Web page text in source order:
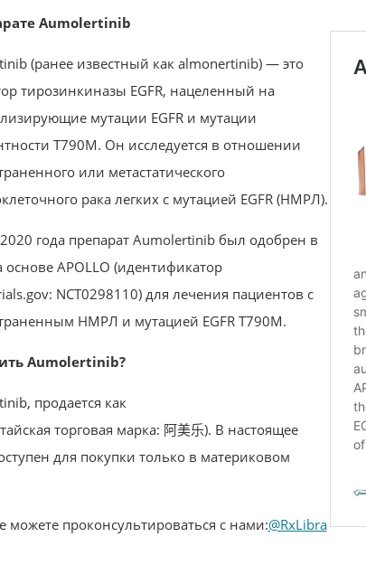
Aumolertinib
(ранее известный как almonertinib) — это
тирозинкиназы EGFR, нацеленный на
мутации EGFR и мутации
T790M. Он исследуется в отношении
или метастатического
рака легких с мутацией EGFR (НМРЛ).
года препарат Aumolertinib был одобрен в
основе APOLLO (идентификатор
NCT0298110) для лечения пациентов с
НМРЛ и мутацией EGFR T790M.
Aumolertinib?
продается как
торговая марка: 阿美乐). В настоящее
для покупки только в материковом
можете проконсультироваться с нами:@RxLibra